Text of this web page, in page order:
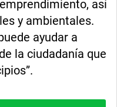
así
y ambientales.
ayudar a
la ciudadanía que